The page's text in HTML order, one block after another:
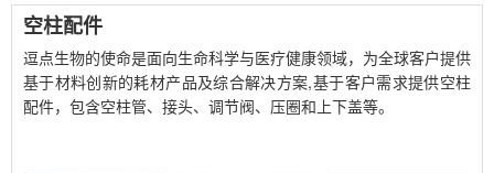
空柱配件
逗点生物的使命是面向生命科学与医疗健康领域，为全球客户提供
基于材料创新的耗材产品及综合解决方案,基于客户需求提供空柱
配件，包含空柱管、接头、调节阀、压圈和上下盖等。